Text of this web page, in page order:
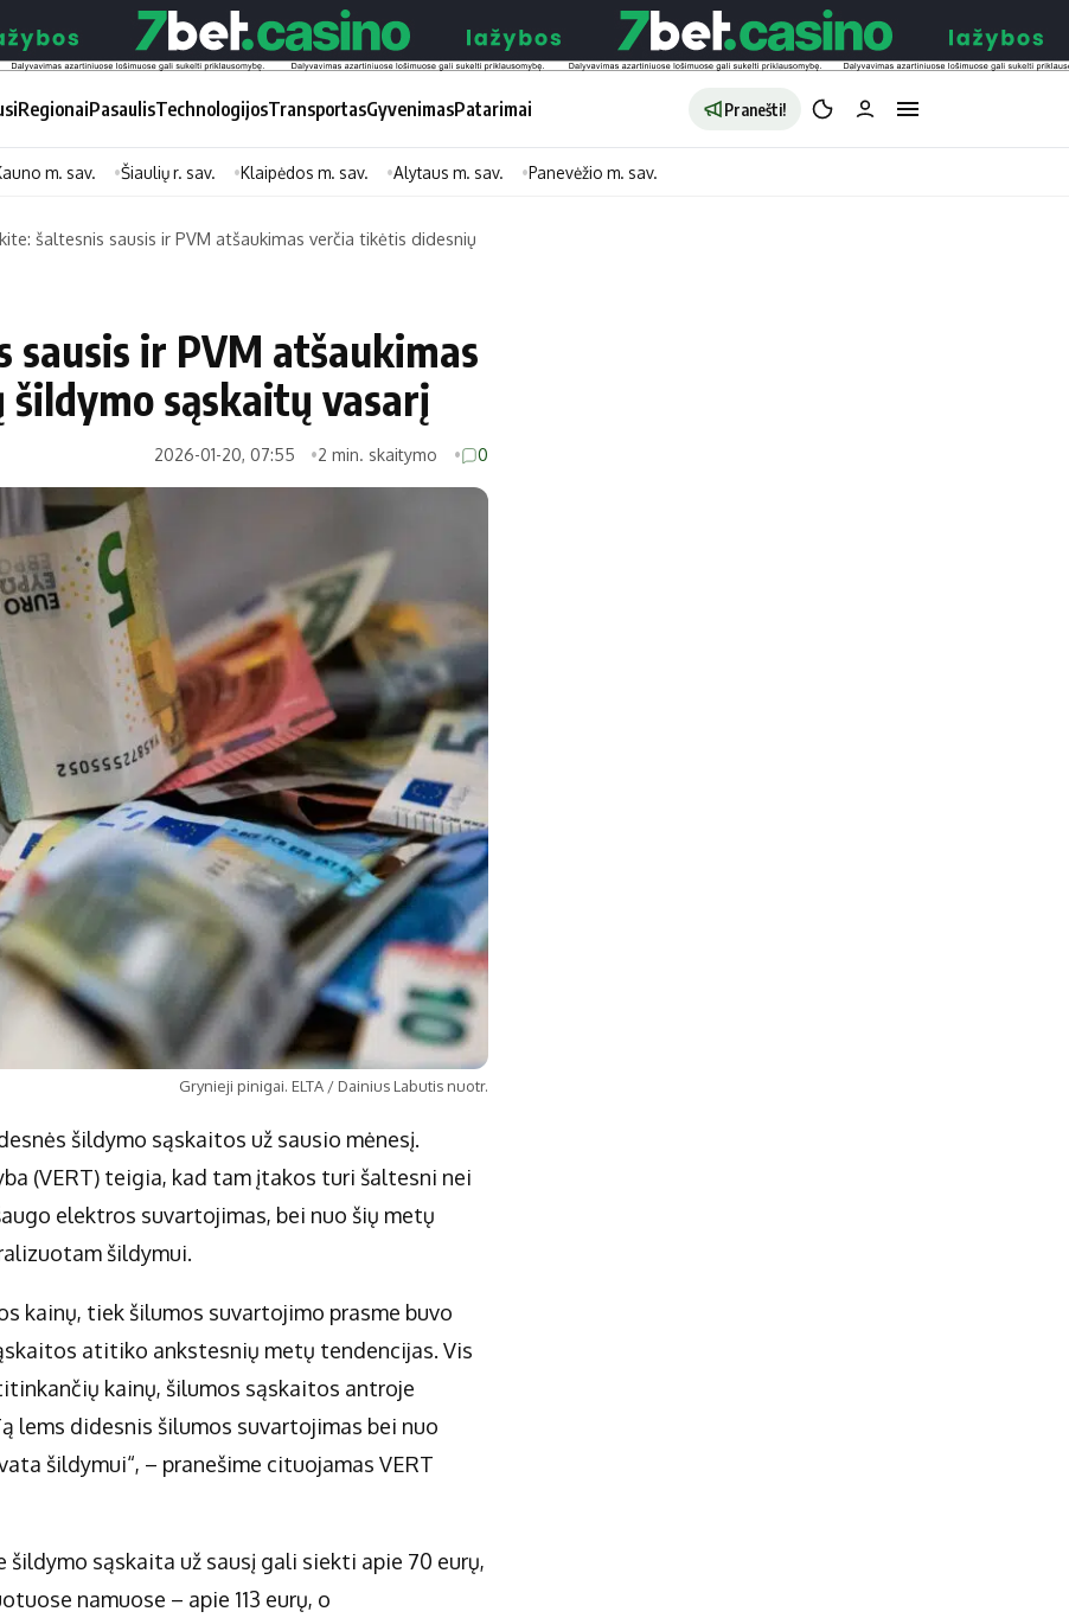
RegionaiPasaulisTechnologijosTransportasGyvenimasPatarimai Pranešti!
Kauno miesto
Klaipėdos miesto
Utenos rajono
m. sav. Šiaulių r. sav. Klaipėdos m. sav. Alytaus m. sav. Panevėžio m. sav.
šaltesnis sausis ir PVM atšaukimas verčia tikėtis didesnių
sausis ir PVM atšaukimas
sąskaitų vasarį
2026-01-20, 07:55 2 min. skaitymo 0
Grynieji pinigai. ELTA / Dainius Labutis nuotr.
šildymo sąskaitos už sausio mėnesį.
(VERT) teigia, kad tam įtakos turi šaltesni nei
elektros suvartojimas, bei nuo šių metų
šildymui.
kainų, tiek šilumos suvartojimo prasme buvo
atitiko ankstesnių metų tendencijas. Vis
kainų, šilumos sąskaitos antroje
lems didesnis šilumos suvartojimas bei nuo
šildymui“, – pranešime cituojamas VERT
sąskaita už sausį gali siekti apie 70 eurų,
namuose – apie 113 eurų, o